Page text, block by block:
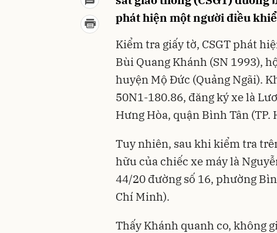
phát hiện một người điều
Kiểm tra giấy tờ, CSGT phát
Bùi Quang Khánh (SN 1993),
huyện Mộ Đức (Quảng Ngãi).
50N1-180.86, đăng ký xe là
Hưng Hòa, quận Bình Tân (TP.
Tuy nhiên, sau khi kiểm tra
hữu của chiếc xe máy là
44/20 đường số 16, phường
Chí Minh).
Thấy Khánh quanh co, không